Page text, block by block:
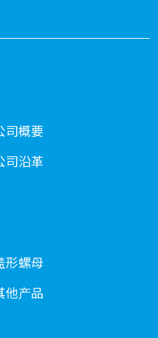
司概要
司沿革
形螺母
他产品